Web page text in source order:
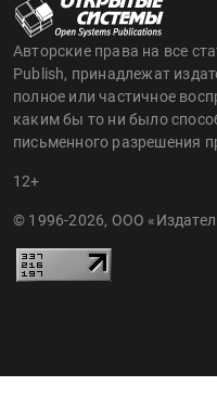
Авторские права на все
Publish, принадлежат
полное или частичное
каким бы то ни было
письменного разрешения
12+
© 1996-2026, ООО